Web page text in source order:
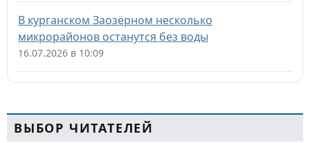
В курганском Заозёрном несколько
микрорайонов останутся без воды
16.07.2026 в 10:09
ВЫБОР ЧИТАТЕЛЕЙ